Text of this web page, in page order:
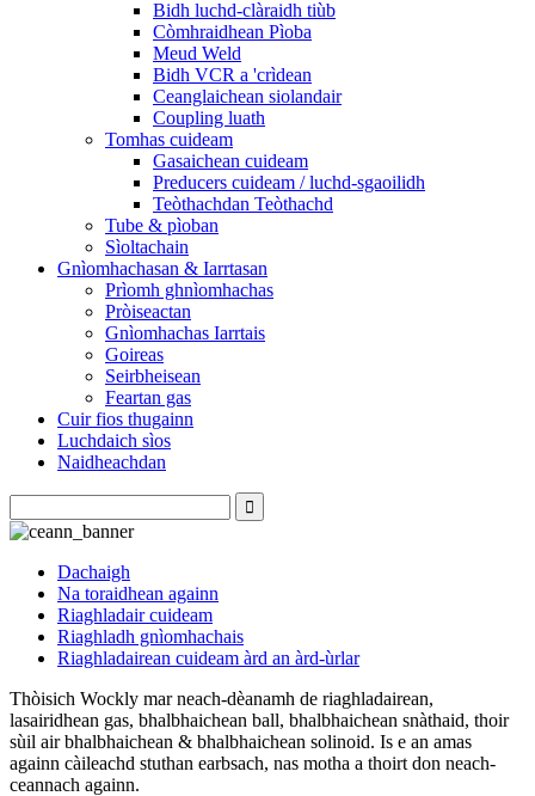
Bidh luchd-clàraidh tiùb
Còmhraidhean Pìoba
Meud Weld
Bidh VCR a 'crìdean
Ceanglaichean siolandair
Coupling luath
Tomhas cuideam
Gasaichean cuideam
Preducers cuideam / luchd-sgaoilidh
Teòthachdan Teòthachd
Tube & pìoban
Sìoltachain
Gnìomhachasan & Iarrtasan
Prìomh ghnìomhachas
Pròiseactan
Gnìomhachas Iarrtais
Goireas
Seirbheisean
Feartan gas
Cuir fios thugainn
Luchdaich sìos
Naidheachdan
Dachaigh
Na toraidhean againn
Riaghladair cuideam
Riaghladh gnìomhachais
Riaghladairean cuideam àrd an àrd-ùrlar
Thòisich Wockly mar neach-dèanamh de riaghladairean,
lasairidhean gas, bhalbhaichean ball, bhalbhaichean snàthaid, thoir
sùil air bhalbhaichean & bhalbhaichean solinoid. Is e an amas
againn càileachd stuthan earbsach, nas motha a thoirt don neach-
ceannach againn.